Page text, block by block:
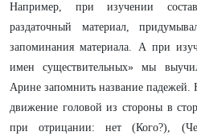
Например, при изучении
раздаточный материал,
запоминания материала. А при
имен существительных» мы
Арине запомнить название
движение головой из стороны в
при отрицании: нет (Кого?),